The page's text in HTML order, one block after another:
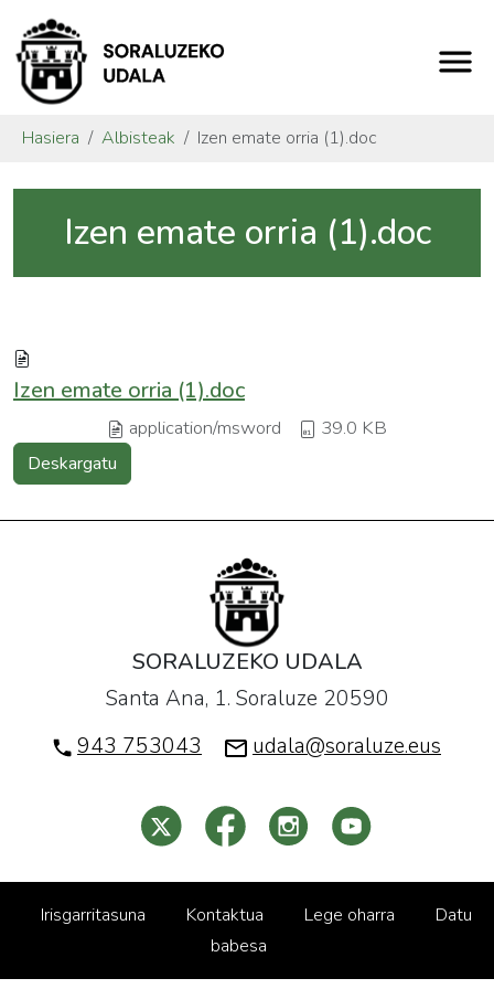
Hasiera Albisteak Izen emate orria (1).doc
Izen emate orria (1).doc
Izen emate orria (1).doc
application/msword 39.0 KB
Deskargatu
SORALUZEKO UDALA
Santa Ana, 1. Soraluze 20590
943 753043
udala@soraluze.eus
Irisgarritasuna Kontaktua Lege oharra
Datu
babesa